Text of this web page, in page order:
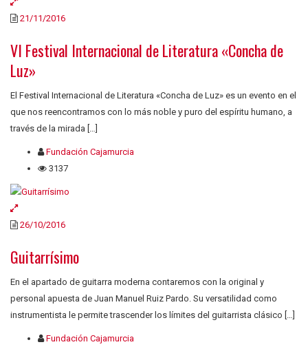
21/11/2016
VI Festival Internacional de Literatura «Concha de
Luz»
El Festival Internacional de Literatura «Concha de Luz» es un evento en el
que nos reencontramos con lo más noble y puro del espíritu humano, a
través de la mirada […]
Fundación Cajamurcia
3137
26/10/2016
Guitarrísimo
En el apartado de guitarra moderna contaremos con la original y
personal apuesta de Juan Manuel Ruiz Pardo. Su versatilidad como
instrumentista le permite trascender los límites del guitarrista clásico […]
Fundación Cajamurcia